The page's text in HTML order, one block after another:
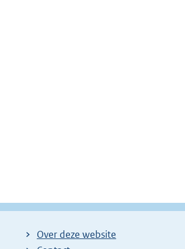
Over deze website